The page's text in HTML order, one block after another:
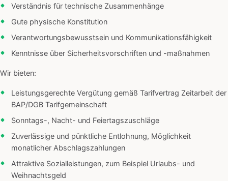
Verständnis für technische Zusammenhänge
Gute physische Konstitution
Verantwortungsbewusstsein und Kommunikationsfähigkeit
Kenntnisse über Sicherheitsvorschriften und -maßnahmen
Wir bieten:
Leistungsgerechte Vergütung gemäß Tarifvertrag Zeitarbeit der
BAP/DGB Tarifgemeinschaft
Sonntags-, Nacht- und Feiertagszuschläge
Zuverlässige und pünktliche Entlohnung, Möglichkeit
monatlicher Abschlagszahlungen
Attraktive Sozialleistungen, zum Beispiel Urlaubs- und
Weihnachtsgeld